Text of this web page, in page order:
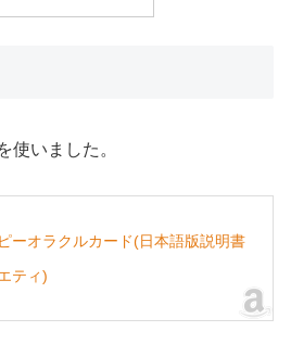
使いました。
ーオラクルカード(日本語版説明書
ティ)